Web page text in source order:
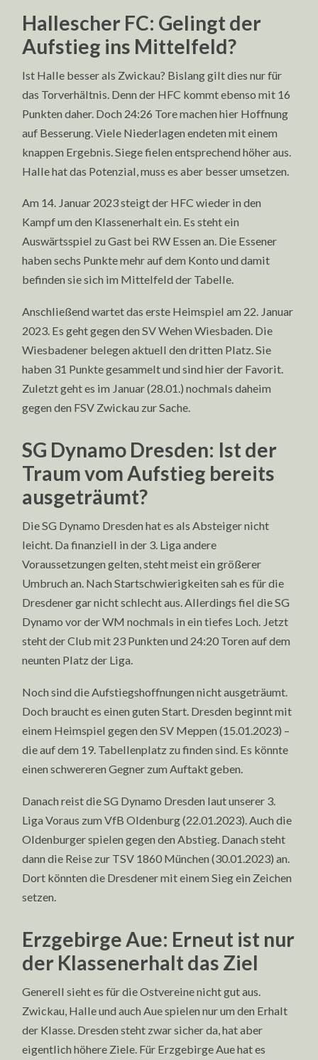
Hallescher FC: Gelingt der
Aufstieg ins Mittelfeld?
Ist Halle besser als Zwickau? Bislang gilt dies nur für
das Torverhältnis. Denn der HFC kommt ebenso mit 16
Punkten daher. Doch 24:26 Tore machen hier Hoffnung
auf Besserung. Viele Niederlagen endeten mit einem
knappen Ergebnis. Siege fielen entsprechend höher aus.
Halle hat das Potenzial, muss es aber besser umsetzen.
Am 14. Januar 2023 steigt der HFC wieder in den
Kampf um den Klassenerhalt ein. Es steht ein
Auswärtsspiel zu Gast bei RW Essen an. Die Essener
haben sechs Punkte mehr auf dem Konto und damit
befinden sie sich im Mittelfeld der Tabelle.
Anschließend wartet das erste Heimspiel am 22. Januar
2023. Es geht gegen den SV Wehen Wiesbaden. Die
Wiesbadener belegen aktuell den dritten Platz. Sie
haben 31 Punkte gesammelt und sind hier der Favorit.
Zuletzt geht es im Januar (28.01.) nochmals daheim
gegen den FSV Zwickau zur Sache.
SG Dynamo Dresden: Ist der
Traum vom Aufstieg bereits
ausgeträumt?
Die SG Dynamo Dresden hat es als Absteiger nicht
leicht. Da finanziell in der 3. Liga andere
Voraussetzungen gelten, steht meist ein größerer
Umbruch an. Nach Startschwierigkeiten sah es für die
Dresdener gar nicht schlecht aus. Allerdings fiel die SG
Dynamo vor der WM nochmals in ein tiefes Loch. Jetzt
steht der Club mit 23 Punkten und 24:20 Toren auf dem
neunten Platz der Liga.
Noch sind die Aufstiegshoffnungen nicht ausgeträumt.
Doch braucht es einen guten Start. Dresden beginnt mit
einem Heimspiel gegen den SV Meppen (15.01.2023) –
die auf dem 19. Tabellenplatz zu finden sind. Es könnte
einen schwereren Gegner zum Auftakt geben.
Danach reist die SG Dynamo Dresden laut unserer 3.
Liga Voraus zum VfB Oldenburg (22.01.2023). Auch die
Oldenburger spielen gegen den Abstieg. Danach steht
dann die Reise zur TSV 1860 München (30.01.2023) an.
Dort könnten die Dresdener mit einem Sieg ein Zeichen
setzen.
Erzgebirge Aue: Erneut ist nur
der Klassenerhalt das Ziel
Generell sieht es für die Ostvereine nicht gut aus.
Zwickau, Halle und auch Aue spielen nur um den Erhalt
der Klasse. Dresden steht zwar sicher da, hat aber
eigentlich höhere Ziele. Für Erzgebirge Aue hat es